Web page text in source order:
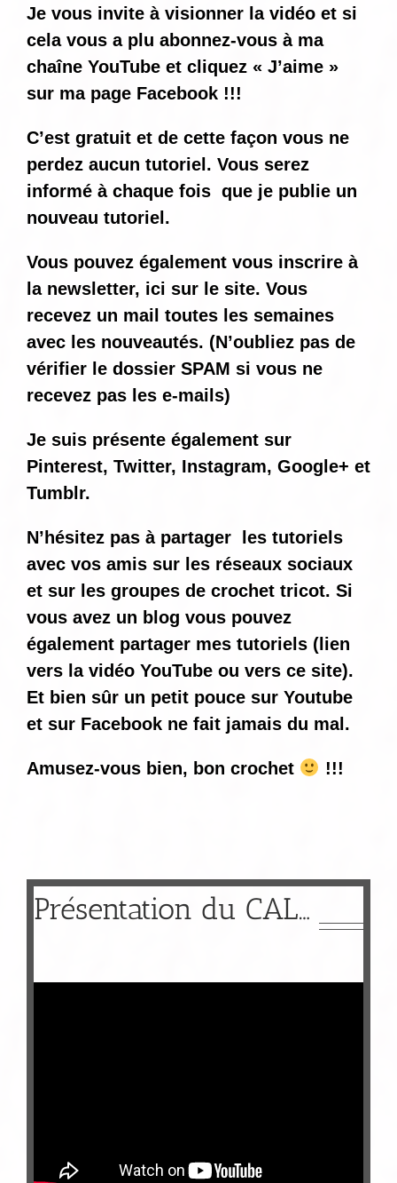
Je vous invite à visionner la vidéo et si
cela vous a plu abonnez-vous à ma
chaîne YouTube et cliquez « J’aime »
sur ma page Facebook !!!
C’est gratuit et de cette façon vous ne
perdez aucun tutoriel. Vous serez
informé à chaque fois que je publie un
nouveau tutoriel.
Vous pouvez également vous inscrire à
la newsletter, ici sur le site. Vous
recevez un mail toutes les semaines
avec les nouveautés. (N’oubliez pas de
vérifier le dossier SPAM si vous ne
recevez pas les e-mails)
Je suis présente également sur
Pinterest, Twitter, Instagram, Google+ et
Tumblr.
N’hésitez pas à partager les tutoriels
avec vos amis sur les réseaux sociaux
et sur les groupes de crochet tricot. Si
vous avez un blog vous pouvez
également partager mes tutoriels (lien
vers la vidéo YouTube ou vers ce site).
Et bien sûr un petit pouce sur Youtube
et sur Facebook ne fait jamais du mal.
Amusez-vous bien, bon crochet !!!
Présentation du CAL…